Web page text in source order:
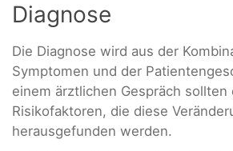
Diagnose
Die Diagnose wird aus der
Symptomen und der
einem ärztlichen Gespräch sollten
Risikofaktoren, die diese
herausgefunden werden.